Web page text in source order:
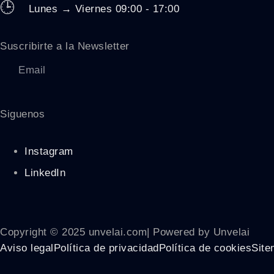
🕒 Lunes → Viernes 09:00 - 17:00
Suscribirte a la Newsletter
Siguenos
Instagram
LinkedIn
Copyright © 2025 unvelai.com| Powered by Unvelai
Aviso legalPolítica de privacidadPolítica de cookies